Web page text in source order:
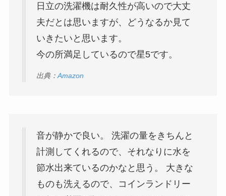
日立の洗濯機は耐久性が高いので大丈
夫だとは思いますが、どうなるか見て
いきたいと思います。
今の所満足しているので星5です。
出典： Amazon
音が静かで良い。 洗濯の量をきちんと
計測してくれるので、それなりに水を
節水出来ているのかなと思う。 大きな
ものも洗えるので、コインランドリー